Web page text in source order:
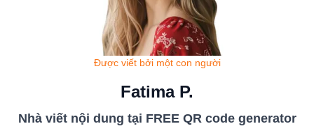
Được viết bởi một con người
Fatima P.
Nhà viết nội dung tại FREE QR code generator